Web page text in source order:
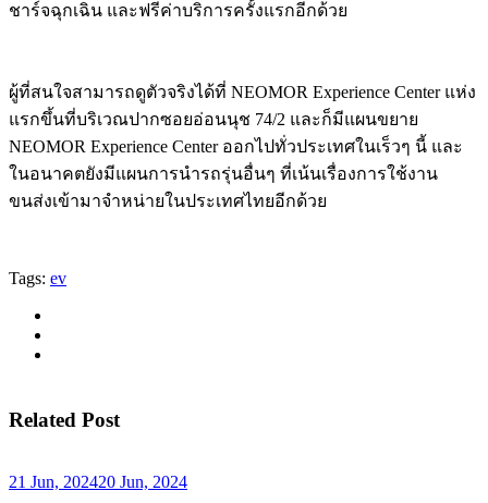
ชาร์จฉุกเฉิน และฟรีค่าบริการครั้งแรกอีกด้วย
ผู้ที่สนใจสามารถดูตัวจริงได้ที่ NEOMOR Experience Center แห่ง
แรกขึ้นที่บริเวณปากซอยอ่อนนุช 74/2 และก็มีแผนขยาย
NEOMOR Experience Center ออกไปทั่วประเทศในเร็วๆ นี้ และ
ในอนาคตยังมีแผนการนำรถรุ่นอื่นๆ ที่เน้นเรื่องการใช้งาน
ขนส่งเข้ามาจำหน่ายในประเทศไทยอีกด้วย
Tags: ev
Related Post
21 Jun, 202420 Jun, 2024